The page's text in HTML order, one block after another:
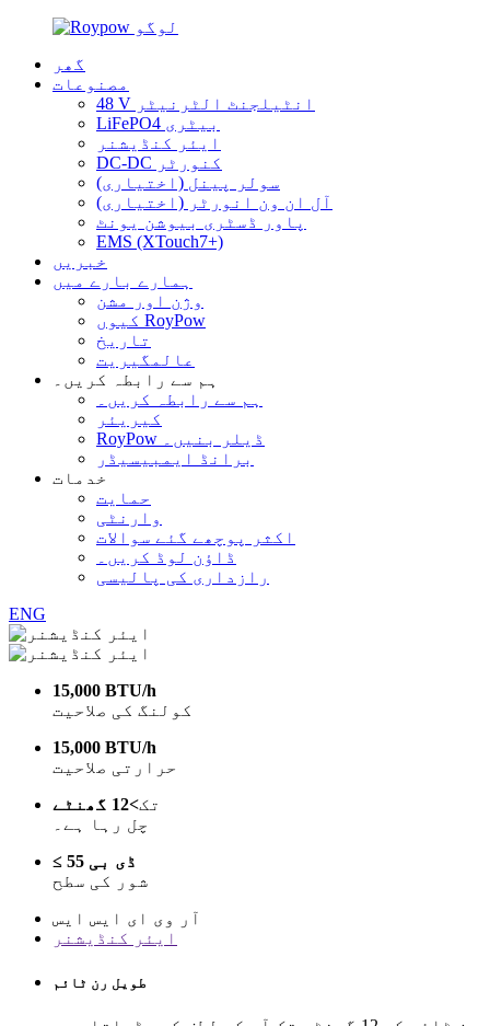
گھر
مصنوعات
48 V انٹیلجنٹ الٹرنیٹر
LiFePO4 بیٹری
ایئر کنڈیشنر
DC-DC کنورٹر
سولر پینل (اختیاری)
آل ان ون انورٹر (اختیاری)
پاور ڈسٹری بیوشن یونٹ
EMS (XTouch7+)
خبریں
ہمارے بارے میں
وژن اور مشن
کیوں RoyPow
تاریخ
عالمگیریت
ہم سے رابطہ کریں۔
ہم سے رابطہ کریں۔
کیریئر
RoyPow ڈیلر بنیں۔
برانڈ ایمبیسیڈر
خدمات
حمایت
وارنٹی
اکثر پوچھے گئے سوالات
ڈاؤن لوڈ کریں۔
رازداری کی پالیسی
ENG
15,000 BTU/h
کولنگ کی صلاحیت
15,000 BTU/h
حرارتی صلاحیت
تک>12 گھنٹے
چل رہا ہے۔
≤ 55 ڈی بی
شور کی سطح
آر وی ای ایس ایس
ایئر کنڈیشنر
طویل رن ٹائم